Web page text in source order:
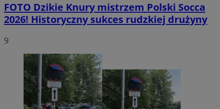
FOTO Dzikie Knury mistrzem Polski Socca
2026! Historyczny sukces rudzkiej drużyny
9